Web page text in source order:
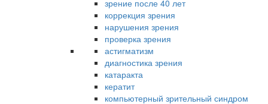
зрение после 40 лет
коррекция зрения
нарушения зрения
проверка зрения
астигматизм
диагностика зрения
катаракта
кератит
компьютерный зрительный синдром